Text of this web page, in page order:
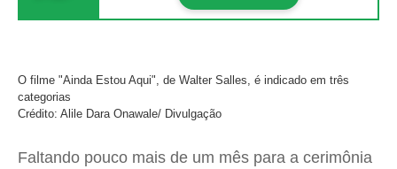
O filme "Ainda Estou Aqui", de Walter Salles, é indicado em três
categorias
Crédito: Alile Dara Onawale/ Divulgação
Faltando pouco mais de um mês para a cerimônia